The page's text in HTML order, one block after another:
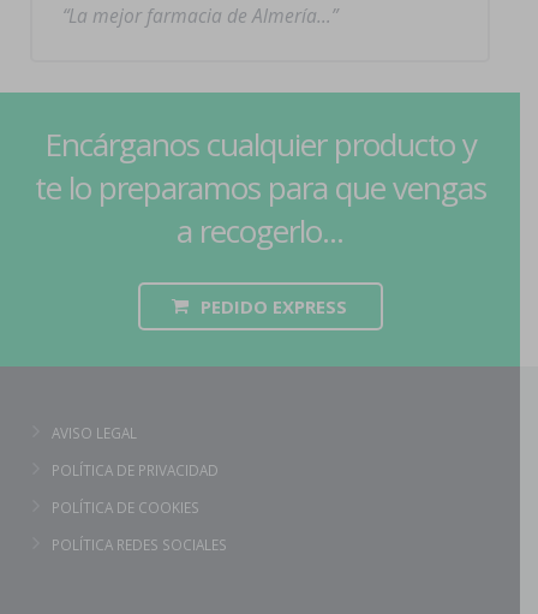
La mejor farmacia de Almería…
Encárganos cualquier producto y
te lo preparamos para que vengas
a recogerlo...
PEDIDO EXPRESS
AVISO LEGAL
POLÍTICA DE PRIVACIDAD
POLÍTICA DE COOKIES
POLÍTICA REDES SOCIALES